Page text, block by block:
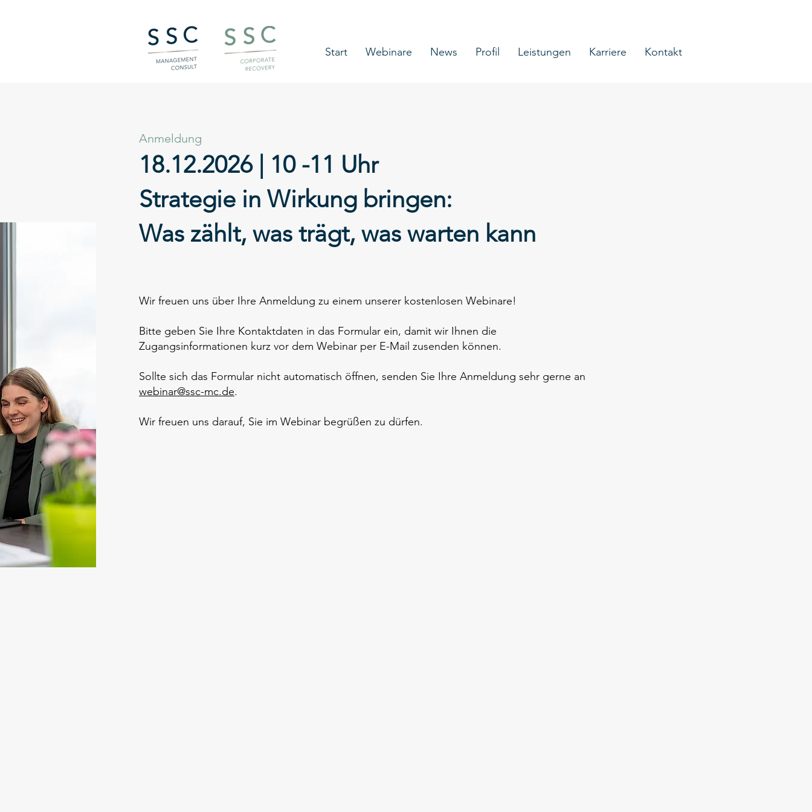
Start Webinare News Profil Leistungen Karriere Kontakt
Anmeldung
18.12.2026 | 10 -11 Uhr
Strategie in Wirkung bringen:
Was zählt, was trägt, was warten kann
Wir freuen uns über Ihre Anmeldung zu einem unserer kostenlosen Webinare!
Bitte geben Sie Ihre Kontaktdaten in das Formular ein, damit wir Ihnen die
Zugangsinformationen kurz vor dem Webinar per E-Mail zusenden können.
Sollte sich das Formular nicht automatisch öffnen, senden Sie Ihre Anmeldung sehr gerne an
webinar@ssc-mc.de.
Wir freuen uns darauf, Sie im Webinar begrüßen zu dürfen.